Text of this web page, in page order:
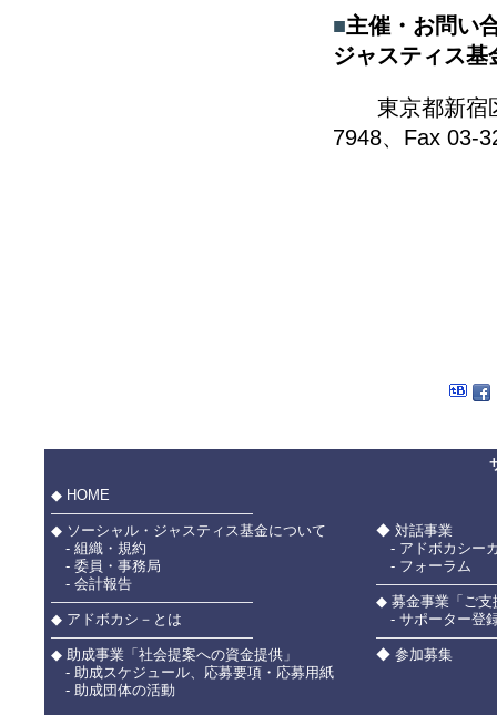
■主催・お問い
ジャスティス基
東京都新宿
7948、 Fax 03-
◆ HOME
――――――――――――――
◆ ソーシャル・ジャスティス基金について
- 組織・規約
- 委員・事務局
- 会計報告
――――――――――――――
◆ アドボカシ－とは
――――――――――――――
◆ 助成事業「社会提案への資金提供」
- 助成スケジュール、応募要項・応募用紙
- 助成団体の活動
◆ 対話事業
- アドボカシー
- フォーラム
◆ 募金事業「ご支
- サポーター登
◆ 参加募集